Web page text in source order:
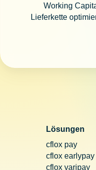
Working
Lieferkette
Lösungen
cflox pay
cflox earlypay
cflox varipay